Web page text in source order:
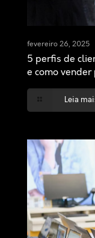
fevereiro 26, 2025
5 perfis de
e como
Leia